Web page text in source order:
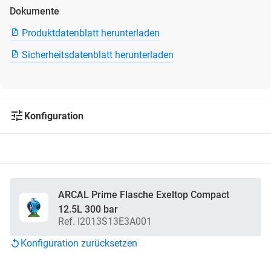
Dokumente
Produktdatenblatt herunterladen
Sicherheitsdatenblatt herunterladen
Konfiguration
ARCAL Prime Flasche Exeltop Compact
12.5L 300 bar
Ref. I2013S13E3A001
Konfiguration zurücksetzen